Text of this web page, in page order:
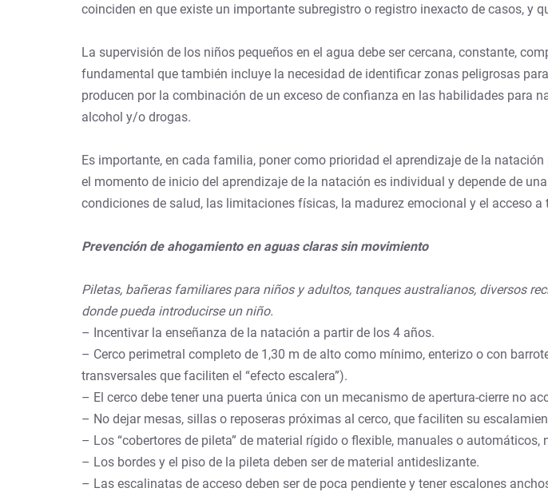
coinciden en que existe un importante subregistro o registro inexacto de casos, y
La supervisión de los niños pequeños en el agua debe ser cercana, constante,
fundamental que también incluye la necesidad de identificar zonas peligrosas
producen por la combinación de un exceso de confianza en las habilidades para
alcohol y/o drogas.
Es importante, en cada familia, poner como prioridad el aprendizaje de la
el momento de inicio del aprendizaje de la natación es individual y depende de
condiciones de salud, las limitaciones físicas, la madurez emocional y el acceso
Prevención de ahogamiento en aguas claras sin movimiento
Piletas, bañeras familiares para niños y adultos, tanques australianos, diversos
donde pueda introducirse un niño.
– Incentivar la enseñanza de la natación a partir de los 4 años.
– Cerco perimetral completo de 1,30 m de alto como mínimo, enterizo o con
transversales que faciliten el “efecto escalera”).
– El cerco debe tener una puerta única con un mecanismo de apertura-cierre no
– No dejar mesas, sillas o reposeras próximas al cerco, que faciliten su
– Los “cobertores de pileta” de material rígido o flexible, manuales o automáticos,
– Los bordes y el piso de la pileta deben ser de material antideslizante.
– Las escalinatas de acceso deben ser de poca pendiente y tener escalones